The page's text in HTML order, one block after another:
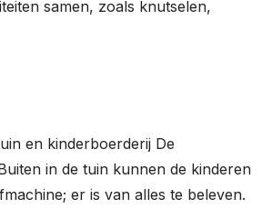
samen, zoals knutselen,
en kinderboerderij De
in de tuin kunnen de kinderen
er is van alles te beleven.